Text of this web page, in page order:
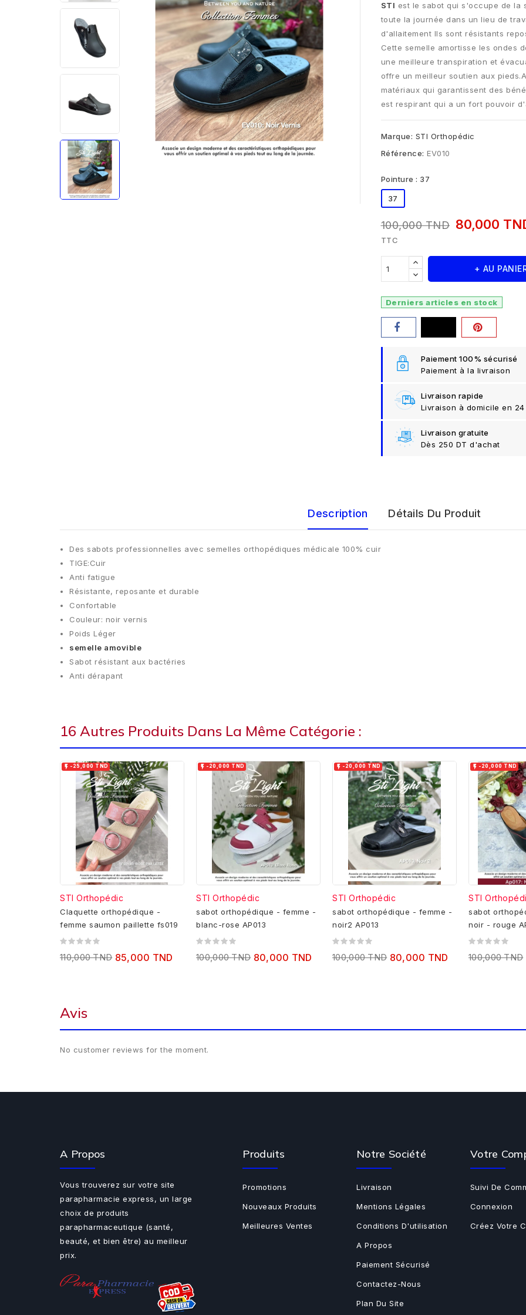
STI est le sabot qui s'occupe de la
toute la journée dans un lieu de
d'allaitement Ils sont résistants
Cette semelle amortisse les ondes
une meilleure transpiration et
offre un meilleur soutien aux
matériaux qui garantissent des
est respirant qui a un fort pouvoir
Marque: STI Orthopédic
Référence: EV010
Pointure : 37
37
100,000 TND 80,000
TTC
+ AU
Derniers articles en stock
Paiement 100% sécurisé
Paiement à la livraison
Livraison rapide
Livraison à domicile en 24
Livraison gratuite
Dès 250 DT d'achat
Description Détails Du Produit
Des sabots professionnelles avec semelles orthopédiques médicale 100% cuir
TIGE:Cuir
Anti fatigue
Résistante, reposante et durable
Confortable
Couleur: noir vernis
Poids Léger
semelle amovible
Sabot résistant aux bactéries
Anti dérapant
16 Autres Produits Dans La Même Catégorie :
 -25,000 TND
STI Orthopédic
Claquette orthopédique -
femme saumon paillette fs019
110,000 TND 85,000 TND
 -20,000 TND
STI Orthopédic
sabot orthopédique - femme -
blanc-rose AP013
100,000 TND 80,000 TND
 -20,000 TND
STI Orthopédic
sabot orthopédique - femme -
noir2 AP013
100,000 TND 80,000 TND
 -20,000 TND
STI
sabot
noir - rouge
100,000 TND
Avis
No customer reviews for the moment.
A Propos
Vous trouverez sur votre site
parapharmacie express, un large
choix de produits
parapharmaceutique (santé,
beauté, et bien être) au meilleur
prix.
Produits
Promotions
Nouveaux Produits
Meilleures Ventes
Notre Société
Livraison
Mentions Légales
Conditions D'utilisation
A Propos
Paiement Sécurisé
Contactez-Nous
Plan Du Site
Votre
Suivi De
Connexion
Créez Votre